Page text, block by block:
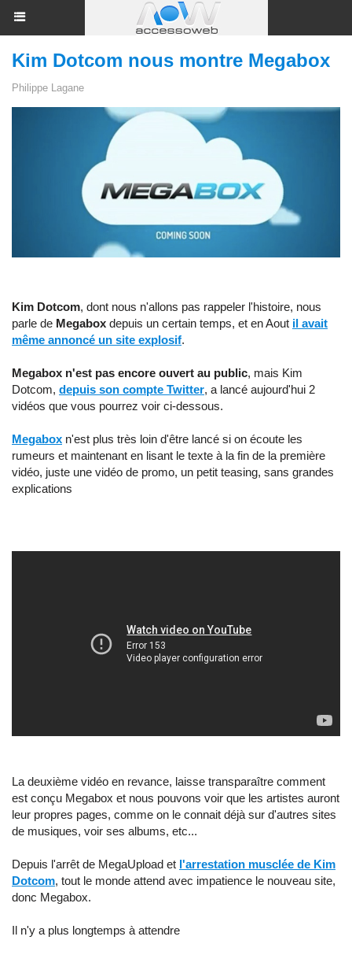
Kim Dotcom nous montre Megabox
Philippe Lagane
Kim Dotcom, dont nous n'allons pas rappeler l'histoire, nous
parle de Megabox depuis un certain temps, et en Aout il avait
même annoncé un site explosif.
Megabox n'est pas encore ouvert au public, mais Kim
Dotcom, depuis son compte Twitter, a lancé aujourd'hui 2
vidéos que vous pourrez voir ci-dessous.
Megabox n'est plus très loin d'être lancé si on écoute les
rumeurs et maintenant en lisant le texte à la fin de la première
vidéo, juste une vidéo de promo, un petit teasing, sans grandes
explications
La deuxième vidéo en revance, laisse transparaître comment
est conçu Megabox et nous pouvons voir que les artistes auront
leur propres pages, comme on le connait déjà sur d'autres sites
de musiques, voir ses albums, etc...
Depuis l'arrêt de MegaUpload et l'arrestation musclée de Kim
Dotcom, tout le monde attend avec impatience le nouveau site,
donc Megabox.
Il n'y a plus longtemps à attendre